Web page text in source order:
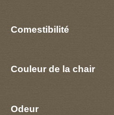
Comestibilité
Couleur de la chair
Odeur